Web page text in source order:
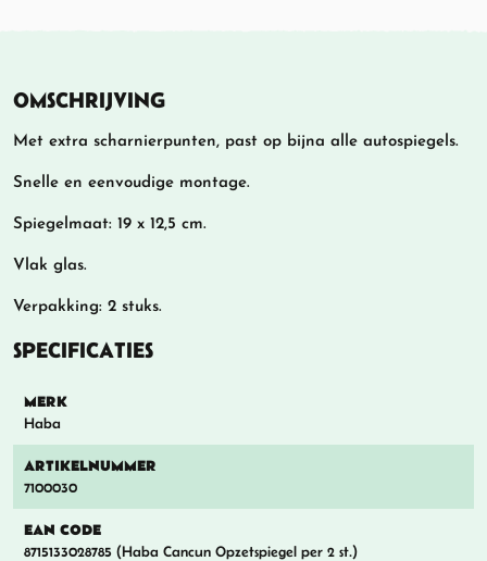
OMSCHRIJVING
Met extra scharnierpunten, past op bijna alle autospiegels.
Snelle en eenvoudige montage.
Spiegelmaat: 19 x 12,5 cm.
Vlak glas.
Verpakking: 2 stuks.
SPECIFICATIES
MERK
Haba
ARTIKELNUMMER
7100030
EAN CODE
8715133028785 (Haba Cancun Opzetspiegel per 2 st.)